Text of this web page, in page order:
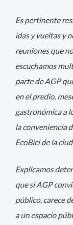
Es pertinente
idas y vueltas y
reuniones que
escuchamos
parte de AGP
en el predio,
gastronómica a
la conveniencia
EcoBici de la
Explicamos
que si AGP
público, carece
a un espacio